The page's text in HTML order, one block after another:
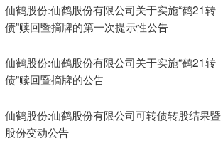
仙鹤股份:仙鹤股份有限公司关于实施“鹤21转
债”赎回暨摘牌的第一次提示性公告
仙鹤股份:仙鹤股份有限公司关于实施“鹤21转
债”赎回暨摘牌的公告
仙鹤股份:仙鹤股份有限公司可转债转股结果暨
股份变动公告